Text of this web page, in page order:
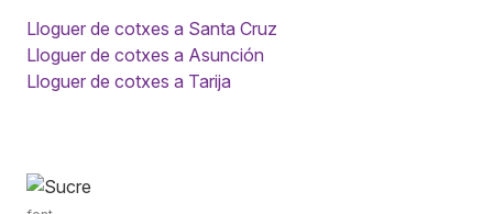
Lloguer de cotxes a Santa Cruz
Lloguer de cotxes a Asunción
Lloguer de cotxes a Tarija